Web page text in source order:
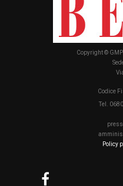
Copyright ©
Codice
Tel.
Policy